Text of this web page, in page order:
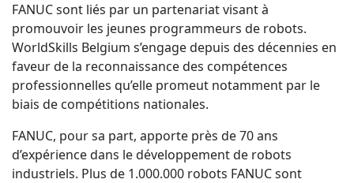
FANUC sont liés par un partenariat visant à
promouvoir les jeunes programmeurs de robots.
WorldSkills Belgium s’engage depuis des décennies en
faveur de la reconnaissance des compétences
professionnelles qu’elle promeut notamment par le
biais de compétitions nationales.
FANUC, pour sa part, apporte près de 70 ans
d’expérience dans le développement de robots
industriels. Plus de 1.000.000 robots FANUC sont